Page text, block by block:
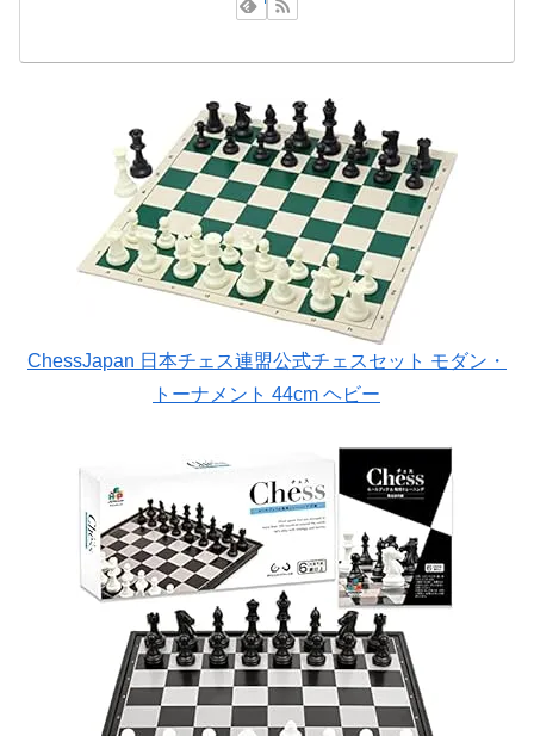
ChessJapan 日本チェス連盟公式チェスセット モダン・
トーナメント 44cm ヘビー